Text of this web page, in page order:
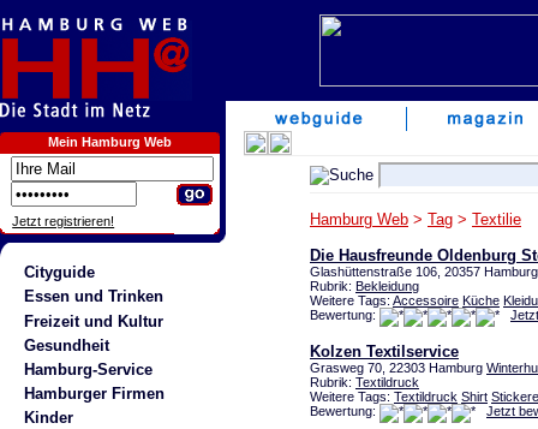
Mein Hamburg Web
Jetzt registrieren!
Cityguide
Essen und Trinken
Freizeit und Kultur
Gesundheit
Hamburg-Service
Hamburger Firmen
Kinder
Hamburg Web > Tag > Textilie
Die Hausfreunde Oldenburg
Glashüttenstraße 106, 20357
Rubrik: Bekleidung
Weitere Tags: Accessoire Küche
Bewertung:
Kolzen Textilservice
Grasweg 70, 22303 Hamburg
Rubrik: Textildruck
Weitere Tags: Textildruck Shirt
Bewertung:
Jetzt